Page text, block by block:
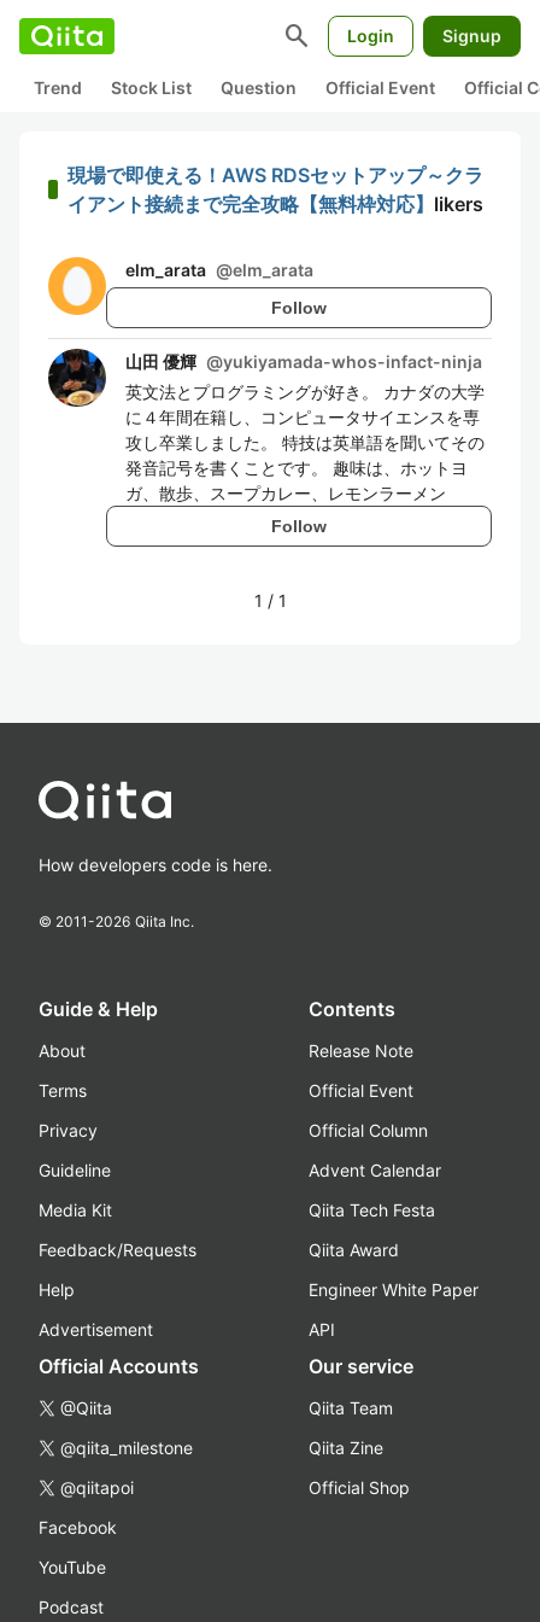
search Login Signup
Trend Stock List Question Official Event Official
現場で即使える！AWS RDSセットアップ～クラ
イアント接続まで完全攻略【無料枠対応】 likers
elm_arata @elm_arata
Follow
山田 優輝 @yukiyamada-whos-infact-ninja
英文法とプログラミングが好き。 カナダの大学
に４年間在籍し、コンピュータサイエンスを専
攻し卒業しました。 特技は英単語を聞いてその
発音記号を書くことです。 趣味は、ホットヨ
ガ、散歩、スープカレー、レモンラーメン
Follow
1 / 1
How developers code is here.
© 2011-2026 Qiita Inc.
Guide & Help
About
Terms
Privacy
Guideline
Media Kit
Feedback/Requests
Help
Advertisement
Contents
Release Note
Official Event
Official Column
Advent Calendar
Qiita Tech Festa
Qiita Award
Engineer White Paper
API
Official Accounts
@Qiita
@qiita_milestone
@qiitapoi
Facebook
YouTube
Podcast
Our service
Qiita Team
Qiita Zine
Official Shop